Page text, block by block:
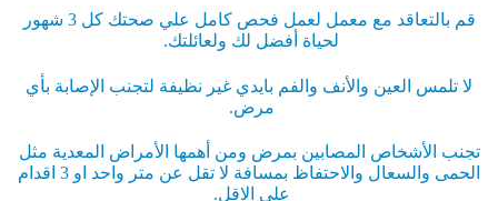
قم بالتعاقد مع معمل لعمل فحص كامل علي صحتك كل 3 شهور
لحياة أفضل لك ولعائلتك.
لا تلمس العين والأنف والفم بايدي غير نظيفة لتجنب الإصابة بأي
مرض.
تجنب الأشخاص المصابين بمرض ومن أهمها الأمراض المعدية مثل
الحمى والسعال والاحتفاظ بمسافة لا تقل عن متر واحد او 3 اقدام
علي الاقل.